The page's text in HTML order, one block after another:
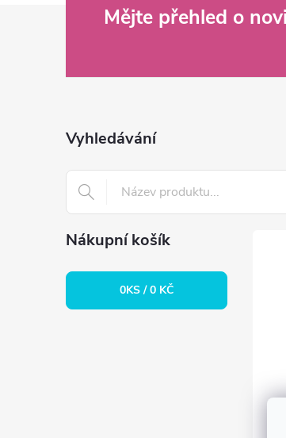
Mějte přehled o
Vyhledávání
Nákupní košík
0KS /0 KČ